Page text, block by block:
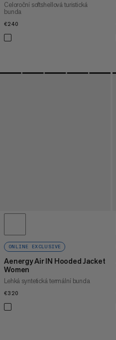
Celoroční softshellová turistická
bunda
€240
ONLINE EXCLUSIVE
Aenergy Air IN Hooded Jacket
Women
Lehká syntetická termální bunda
€320